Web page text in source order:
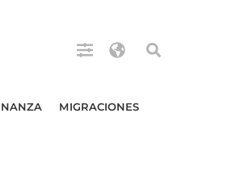
MIGRACIONES